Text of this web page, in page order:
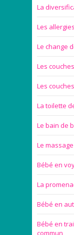
La
Les
Le change
Les
Les
La toilette
Le bain de
Le
Bébé en
La
Bébé en
Bébé en
commun